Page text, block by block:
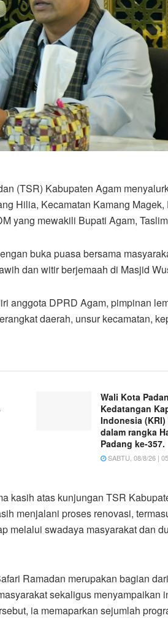
(TSR) Kabupaten Agam
Hilia, Kecamatan Kamang Magek,
yang mewakili Bupati Agam,
buka puasa bersama
dan witir berjemaah di Masjid
anggota DPRD Agam, pimpinan
daerah, unsur kecamatan,
Wali Kota
Kedatangan
Indonesia
dalam rangka
Padang ke-357.
SABTU, 08/8/26 |
kasih atas kunjungan TSR
menjalani proses renovasi,
melalui swadaya masyarakat dan
Ramadan merupakan bagian
sekaligus menyampaikan
ia memaparkan sejumlah